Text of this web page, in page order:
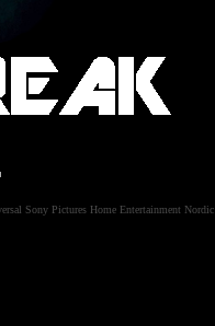
Sony Pictures Home Entertainment Nordic